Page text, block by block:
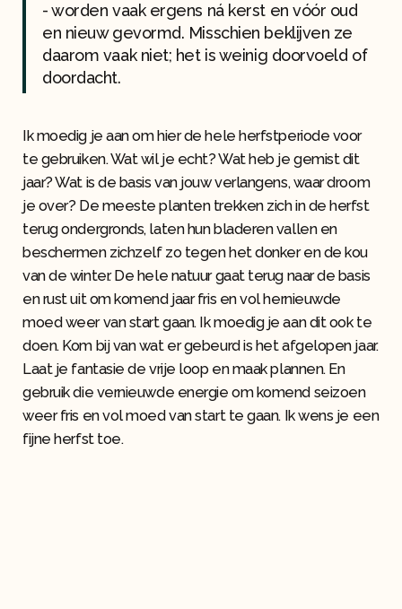
- worden vaak ergens ná kerst en vóór oud
en nieuw gevormd. Misschien beklijven ze
daarom vaak niet; het is weinig doorvoeld of
doordacht.
Ik moedig je aan om hier de hele herfstperiode voor
te gebruiken. Wat wil je echt? Wat heb je gemist dit
jaar? Wat is de basis van jouw verlangens, waar droom
je over? De meeste planten trekken zich in de herfst
terug ondergronds, laten hun bladeren vallen en
beschermen zichzelf zo tegen het donker en de kou
van de winter. De hele natuur gaat terug naar de basis
en rust uit om komend jaar fris en vol hernieuwde
moed weer van start gaan. Ik moedig je aan dit ook te
doen. Kom bij van wat er gebeurd is het afgelopen jaar.
Laat je fantasie de vrije loop en maak plannen. En
gebruik die vernieuwde energie om komend seizoen
weer fris en vol moed van start te gaan. Ik wens je een
fijne herfst toe.